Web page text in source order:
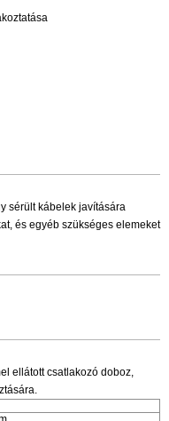
sérült kábelek javítására
és egyéb szükséges elemeket
ellátott csatlakozó doboz,